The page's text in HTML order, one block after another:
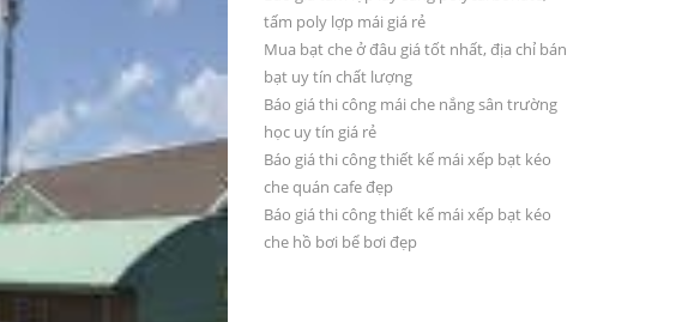
tấm poly lợp mái giá rẻ
Mua bạt che ở đâu giá tốt nhất, địa chỉ bán
bạt uy tín chất lượng
Báo giá thi công mái che nắng sân trường
học uy tín giá rẻ
Báo giá thi công thiết kế mái xếp bạt kéo
che quán cafe đẹp
Báo giá thi công thiết kế mái xếp bạt kéo
che hồ bơi bể bơi đẹp